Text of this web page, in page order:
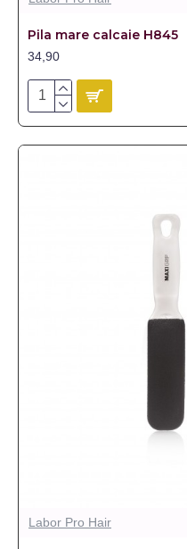
Pila mare calcaie H845
34,90
Labor Pro Hair